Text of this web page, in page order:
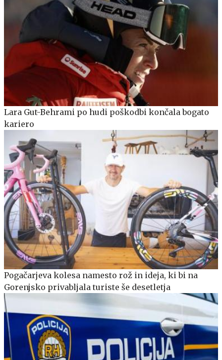
Lara Gut-Behrami po hudi poškodbi končala bogato
kariero
Pogačarjeva kolesa namesto rož in ideja, ki bi na
Gorenjsko privabljala turiste še desetletja